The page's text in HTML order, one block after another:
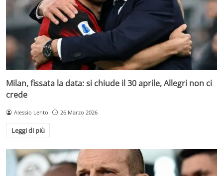
Milan, fissata la data: si chiude il 30 aprile, Allegri non ci
crede
Alessio Lento 26 Marzo 2026
Leggi di più